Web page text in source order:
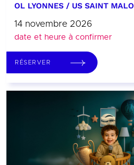
OL LYONNES / US SAINT MALO
14 novembre 2026
date et heure à confirmer
RÉSERVER